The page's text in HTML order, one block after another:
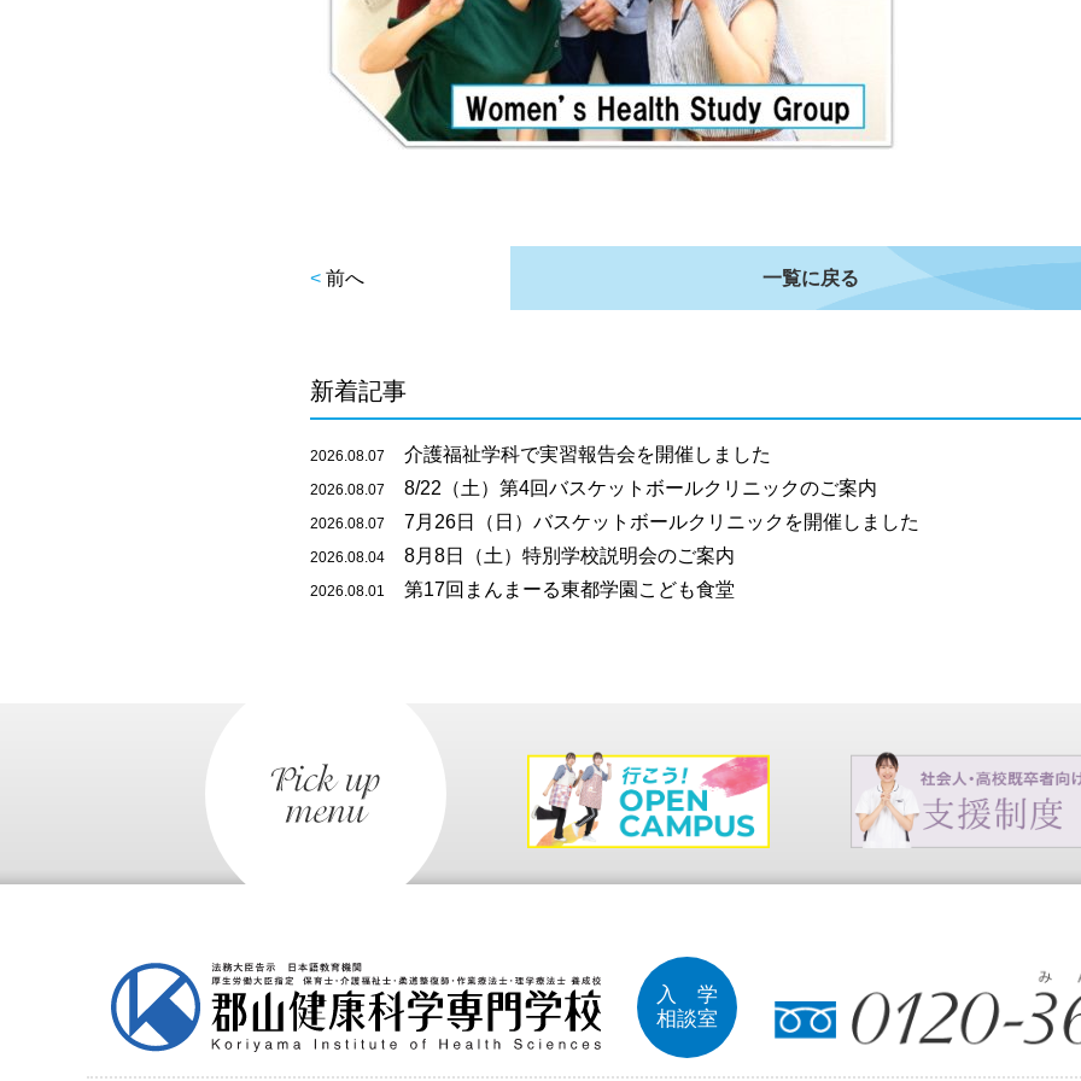
< 前へ 一覧に戻る
新着記事
2026.08.07 介護福祉学科で実習報告会を開催しました
2026.08.07 8/22（土）第4回バスケットボールクリニックのご案内
2026.08.07 7月26日（日）バスケットボールクリニックを開催しました
2026.08.04 8月8日（土）特別学校説明会のご案内
2026.08.01 第17回まんまーる東都学園こども食堂
入 学
相談室